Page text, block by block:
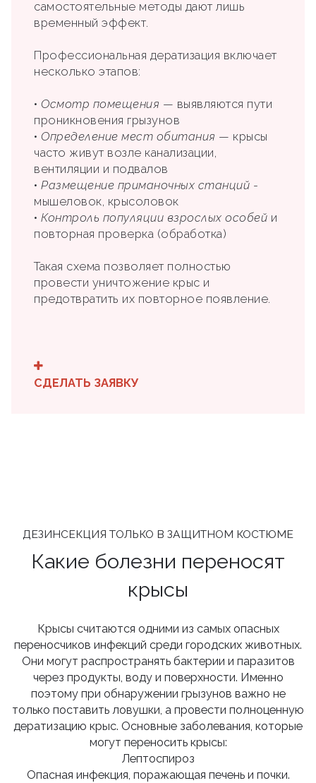
самостоятельные методы дают лишь
временный эффект.
Профессиональная дератизация включает
несколько этапов:
• Осмотр помещения — выявляются пути
проникновения грызунов
• Определение мест обитания — крысы
часто живут возле канализации,
вентиляции и подвалов
• Размещение приманочных станций -
мышеловок, крысоловок
• Контроль популяции взрослых особей и
повторная проверка (обработка)
Такая схема позволяет полностью
провести уничтожение крыс и
предотвратить их повторное появление.
СДЕЛАТЬ ЗАЯВКУ
ДЕЗИНСЕКЦИЯ ТОЛЬКО В ЗАЩИТНОМ КОСТЮМЕ
Какие болезни переносят
крысы
Крысы считаются одними из самых опасных
переносчиков инфекций среди городских животных.
Они могут распространять бактерии и паразитов
через продукты, воду и поверхности. Именно
поэтому при обнаружении грызунов важно не
только поставить ловушки, а провести полноценную
дератизацию крыс. Основные заболевания, которые
могут переносить крысы:
Лептоспироз
Опасная инфекция, поражающая печень и почки.